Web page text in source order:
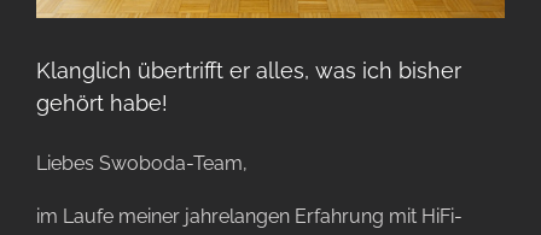
Klanglich übertrifft er alles, was ich bisher
gehört habe!
Liebes Swoboda-Team,
im Laufe meiner jahrelangen Erfahrung mit HiFi-